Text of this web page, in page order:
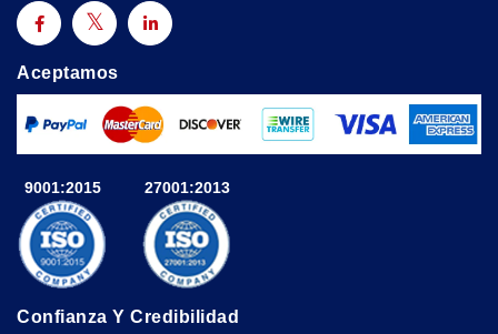
Aceptamos
9001:2015 27001:2013
Confianza Y Credibilidad